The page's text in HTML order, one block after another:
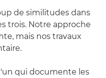
de similitudes dans
trois. Notre approche
mais nos travaux
qui documente les